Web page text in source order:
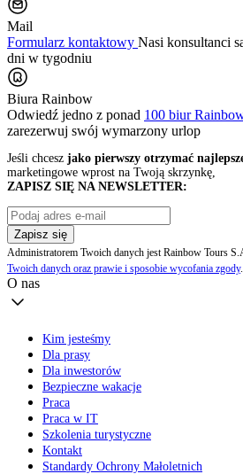
Mail
Formularz kontaktowy Nasi konsultanci
dni w tygodniu
Biura Rainbow
Odwiedź jedno z ponad 100 biur
zarezerwuj swój wymarzony urlop
Jeśli chcesz jako pierwszy otrzymać
marketingowe wprost na Twoją skrzynkę,
ZAPISZ SIĘ NA NEWSLETTER:
Zapisz się
Administratorem Twoich danych jest Rainbow Tours
Twoich danych oraz prawie i sposobie wycofania zgody.
O nas
Kim jesteśmy
Dla prasy
Dla inwestorów
Bezpieczne wakacje
Praca
Praca w IT
Szkolenia turystyczne
Kontakt
Standardy Ochrony Małoletnich